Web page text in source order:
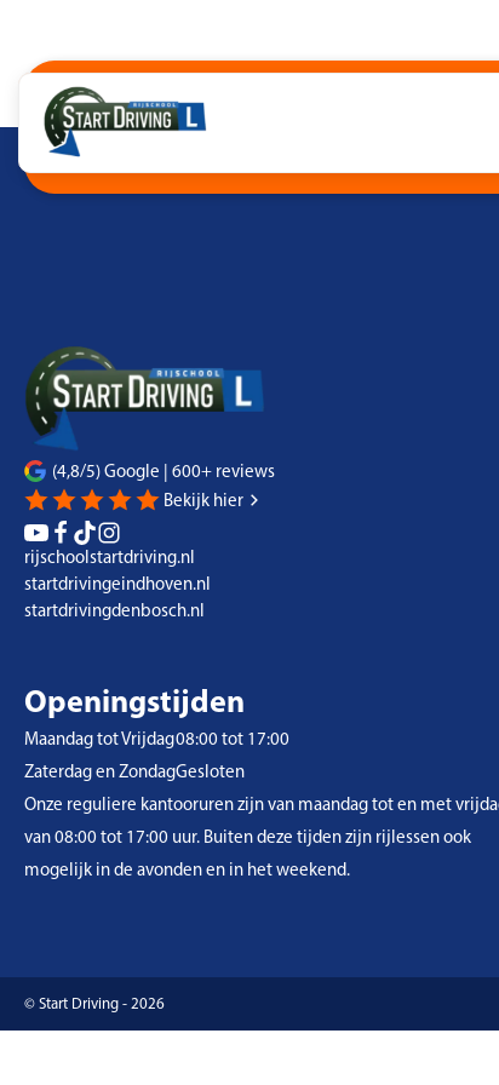
(4,8/5) Google | 600+ reviews
Bekijk hier
rijschoolstartdriving.nl
startdrivingeindhoven.nl
startdrivingdenbosch.nl
Openingstijden
Maandag tot Vrijdag
Zaterdag en Zondag
08:00 tot 17:00
Gesloten
Onze reguliere kantooruren zijn van maandag tot en met
van 08:00 tot 17:00 uur. Buiten deze tijden zijn rijlessen ook
mogelijk in de avonden en in het weekend.
© Start Driving - 2026